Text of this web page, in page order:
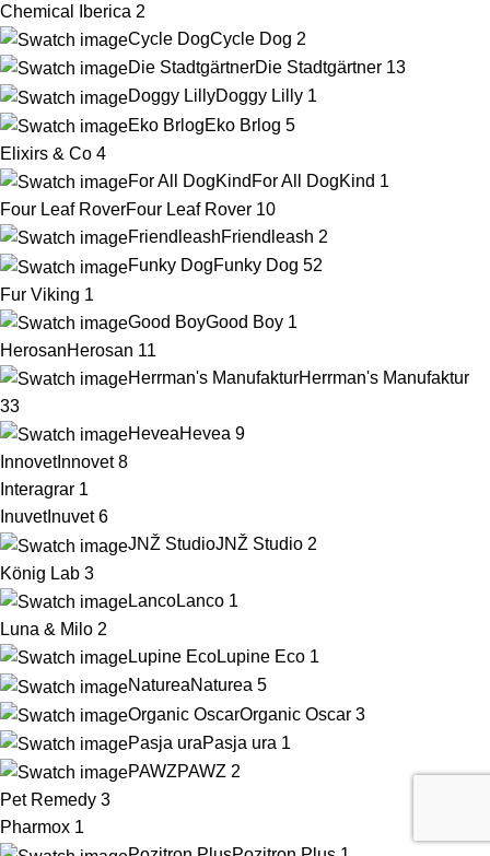
Chemical Iberica 2
Cycle DogCycle Dog 2
Die StadtgärtnerDie Stadtgärtner 13
Doggy LillyDoggy Lilly 1
Eko BrlogEko Brlog 5
Elixirs & Co 4
For All DogKind For All DogKind 1
Four Leaf RoverFour Leaf Rover 10
FriendleashFriendleash 2
Funky DogFunky Dog 52
Fur Viking 1
Good BoyGood Boy 1
HerosanHerosan 11
Herrman's ManufakturHerrman's Manufaktur
33
HeveaHevea 9
InnovetInnovet 8
Interagrar 1
InuvetInuvet 6
JNŽ StudioJNŽ Studio 2
König Lab 3
LancoLanco 1
Luna & Milo 2
Lupine EcoLupine Eco 1
NatureaNaturea 5
Organic OscarOrganic Oscar 3
Pasja uraPasja ura 1
PAWZPAWZ 2
Pet Remedy 3
Pharmox 1